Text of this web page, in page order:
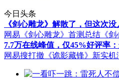
今日头条
《剑心雕龙》解散了，但这次
网易《剑心雕龙》首测总结 《
7.7万在线峰值，仅45%好评率
网易搜打撤《诡影藏锋》新实机